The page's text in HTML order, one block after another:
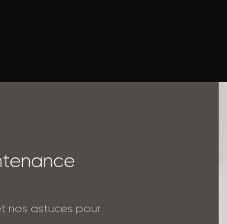
tenance
nos astuces pour